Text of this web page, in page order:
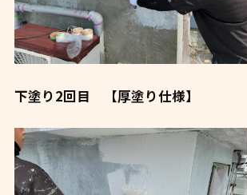
下塗り2回目 【厚塗り仕様】